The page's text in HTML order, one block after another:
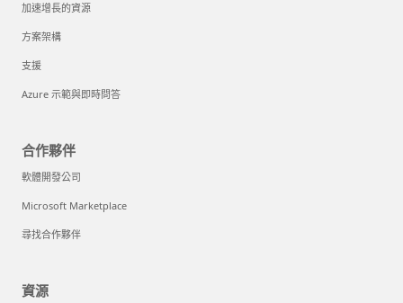
加速增長的資源
方案架構
支援
Azure 示範與即時問答
合作夥伴
軟體開發公司
Microsoft Marketplace
尋找合作夥伴
資源